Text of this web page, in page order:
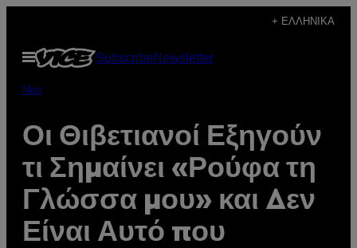
περιεχόμενο
+ ΕΛΛΗΝΙΚΆ
Ανοίξτε
το
SubscribeNewsletter
Νέα
Οι Θιβετιανοί Εξηγούν
τι Σημαίνει «Ρούφα τη
Γλώσσα μου» και Δεν
Είναι Αυτό που